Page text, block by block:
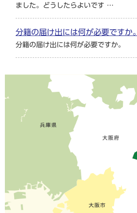
ました。どうしたらよいです …
分籍の届け出には何が必要ですか。
分籍の届け出には何が必要ですか。